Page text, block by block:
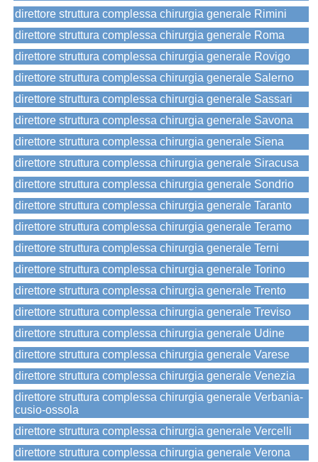
direttore struttura complessa chirurgia generale Rimini
direttore struttura complessa chirurgia generale Roma
direttore struttura complessa chirurgia generale Rovigo
direttore struttura complessa chirurgia generale Salerno
direttore struttura complessa chirurgia generale Sassari
direttore struttura complessa chirurgia generale Savona
direttore struttura complessa chirurgia generale Siena
direttore struttura complessa chirurgia generale Siracusa
direttore struttura complessa chirurgia generale Sondrio
direttore struttura complessa chirurgia generale Taranto
direttore struttura complessa chirurgia generale Teramo
direttore struttura complessa chirurgia generale Terni
direttore struttura complessa chirurgia generale Torino
direttore struttura complessa chirurgia generale Trento
direttore struttura complessa chirurgia generale Treviso
direttore struttura complessa chirurgia generale Udine
direttore struttura complessa chirurgia generale Varese
direttore struttura complessa chirurgia generale Venezia
direttore struttura complessa chirurgia generale Verbania-
cusio-ossola
direttore struttura complessa chirurgia generale Vercelli
direttore struttura complessa chirurgia generale Verona